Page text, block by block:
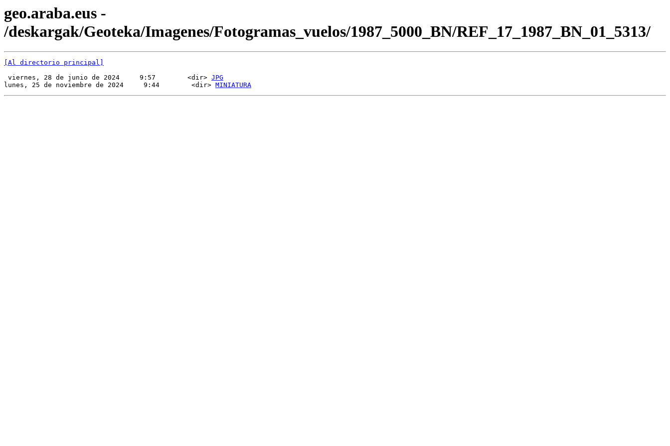
geo.araba.eus -
/deskargak/Geoteka/Imagenes/Fotogramas_vuelos/1987_5000_BN/REF_17_1987_BN_01_5313/
[Al directorio principal]
viernes, 28 de junio de 2024     9:57        <dir> JPG
lunes, 25 de noviembre de 2024     9:44        <dir> MINIATURA